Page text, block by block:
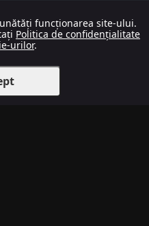
funcționarea site-ului.
Politica de confidențialitate
urilor.